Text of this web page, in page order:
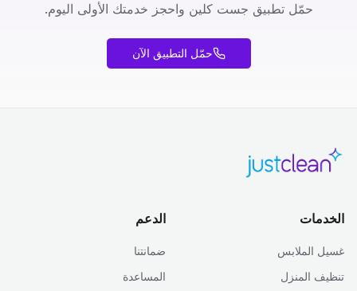
حمّل تطبيق جست كلين واحجز خدمتك الأولى اليوم.
حمّل التطبيق الآن
الخدمات
غسيل الملابس
تنظيف المنزل
الدعم
ضمانتنا
المساعدة